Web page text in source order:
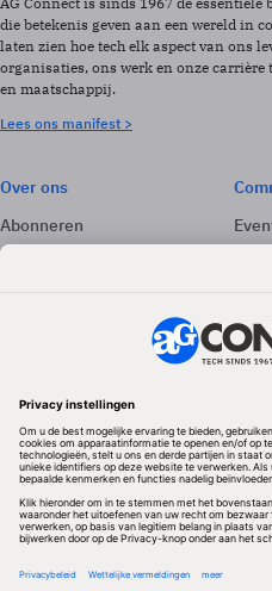
die betekenis geven aan een wereld in
laten zien hoe tech elk aspect van ons
organisaties, ons werk en onze carrière
en maatschappij.
Lees ons manifest >
Over ons
Abonneren
Adverteren
Volg ons
Redactionele partner